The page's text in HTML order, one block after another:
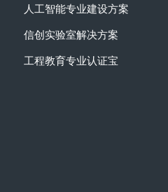
人工智能专业建设方案
信创实验室解决方案
工程教育专业认证宝